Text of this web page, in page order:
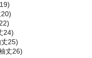
24)
25)
丈26)